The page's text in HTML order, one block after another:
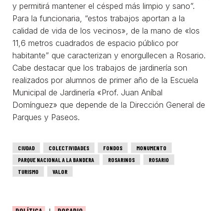
y permitirá mantener el césped más limpio y sano”.
Para la funcionaria, “estos trabajos aportan a la
calidad de vida de los vecinos», de la mano de «los
11,6 metros cuadrados de espacio público por
habitante” que caracterizan y enorgullecen a Rosario.
Cabe destacar que los trabajos de jardinería son
realizados por alumnos de primer año de la Escuela
Municipal de Jardinería «Prof. Juan Aníbal
Domínguez» que depende de la Dirección General de
Parques y Paseos.
CIUDAD COLECTIVIDADES FONDOS
MONUMENTO
PARQUE NACIONAL A LA BANDERA
ROSARINOS
ROSARIO
TURISMO
VALOR